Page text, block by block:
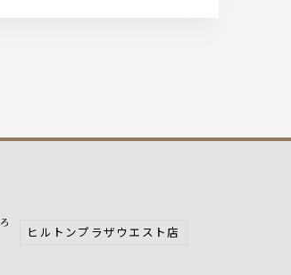
ヒルトンプラザウエスト店